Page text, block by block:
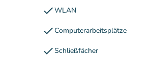
checkWLAN
checkComputerarbeitsplätze
checkSchließfächer